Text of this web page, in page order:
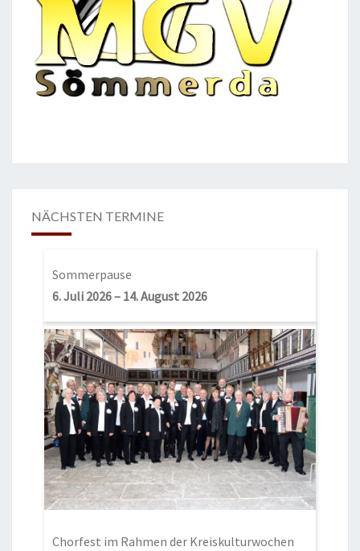
NÄCHSTEN TERMINE
Sommerpause
6. Juli 2026– 14. August 2026
Chorfest im Rahmen der Kreiskulturwochen